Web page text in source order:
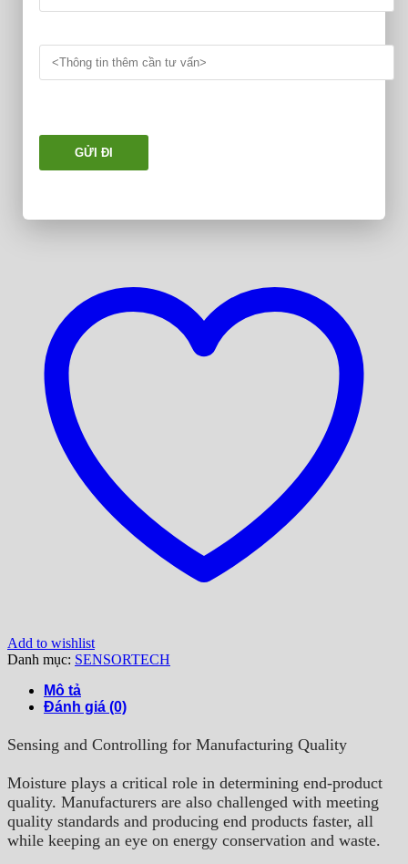
Add to wishlist
Danh mục: SENSORTECH
Mô tả
Đánh giá (0)
Sensing and Controlling for Manufacturing Quality
Moisture plays a critical role in determining end-product
quality. Manufacturers are also challenged with meeting
quality standards and producing end products faster, all
while keeping an eye on energy conservation and waste.